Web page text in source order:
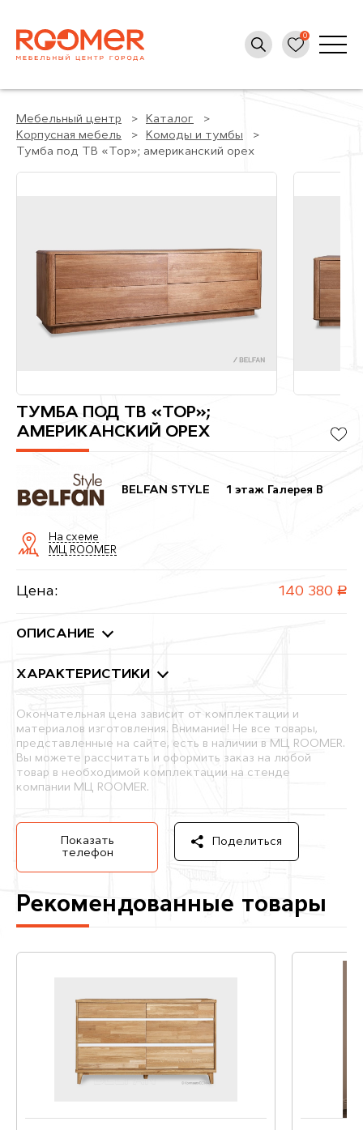
Мебельный центр
Каталог
Корпусная мебель
Комоды и тумбы
Тумба под ТВ «Тор»; американский орех
ТУМБА ПОД ТВ «ТОР»;
АМЕРИКАНСКИЙ ОРЕХ
BELFAN STYLE 1 этаж Галерея B
На схеме
МЦ ROOMER
Цена: 140 380 руб.
ОПИСАНИЕ
ХАРАКТЕРИСТИКИ
Окончательная цена зависит от комплектации и
материалов изготовления. Внимание! Не все товары,
представленные на сайте, есть в наличии в МЦ ROOMER.
Вы можете рассчитать и оформить заказ на любой
товар в необходимой комплектации на стенде
компании МЦ ROOMER.
Показать
телефон
Поделиться
Рекомендованные товары